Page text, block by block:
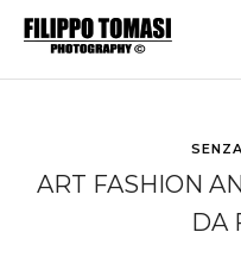
ART FASHION
DA